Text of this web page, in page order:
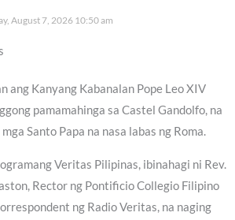
August 7, 2026 10:50 am
ang Kanyang Kabanalan Pope Leo XIV
pamamahinga sa Castel Gandolfo, na
Santo Papa na nasa labas ng Roma.
Veritas Pilipinas, ibinahagi ni Rev.
Rector ng Pontificio Collegio Filipino
ng Radio Veritas, na naging